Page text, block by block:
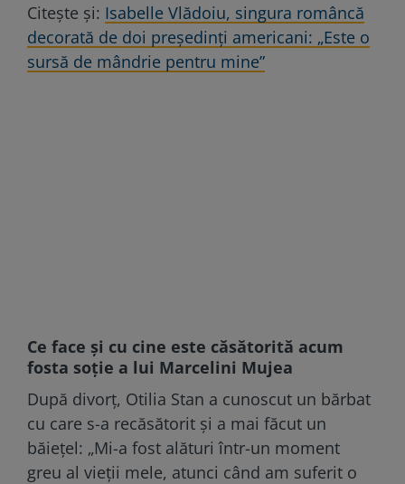
Citeşte şi: Isabelle Vlădoiu, singura româncă
decorată de doi președinți americani: „Este o
sursă de mândrie pentru mine”
Ce face şi cu cine este căsătorită acum
fosta soţie a lui Marcelini Mujea
După divorţ, Otilia Stan a cunoscut un bărbat
cu care s-a recăsătorit și a mai făcut un
băiețel: „Mi-a fost alături într-un moment
greu al vieții mele, atunci când am suferit o